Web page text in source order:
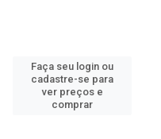
Faça seu login ou
cadastre-se para
ver preços e
comprar